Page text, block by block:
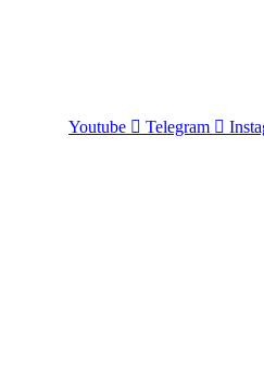
Youtube Telegram